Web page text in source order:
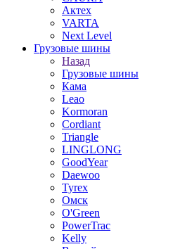
Актех
VARTA
Next Level
Грузовые шины
Назад
Грузовые шины
Кама
Leao
Kormoran
Cordiant
Triangle
LINGLONG
GoodYear
Daewoo
Tyrex
Омск
O'Green
PowerTrac
Kelly